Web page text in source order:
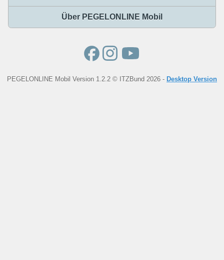
Über PEGELONLINE Mobil
PEGELONLINE Mobil Version 1.2.2 © ITZBund 2026 - Desktop Version